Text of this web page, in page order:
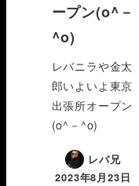
ープン(o^－
^o)
レバニラや金太
郎いよいよ東京
出張所オープン
(o^－^o)
レバ兄
2023年8月23日